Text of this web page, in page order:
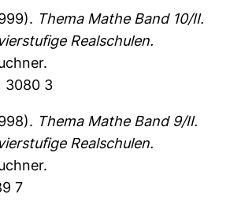
Thema Mathe Band 10/II.
Realschulen.
3080 3
Thema Mathe Band 9/II.
Realschulen.
7